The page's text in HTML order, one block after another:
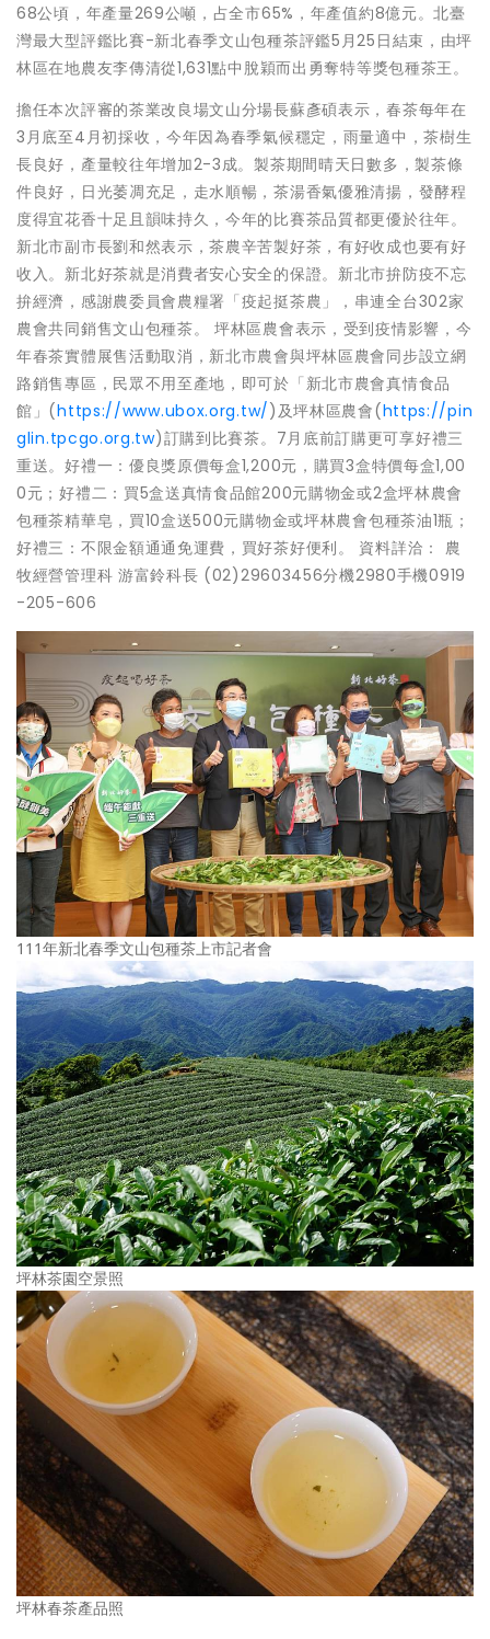
68公頃，年產量269公噸，占全市65%，年產值約8億元。北臺
灣最大型評鑑比賽-新北春季文山包種茶評鑑5月25日結束，由坪
林區在地農友李傳清從1,631點中脫穎而出勇奪特等獎包種茶王。
擔任本次評審的茶業改良場文山分場長蘇彥碩表示，春茶每年在
3月底至4月初採收，今年因為春季氣候穩定，雨量適中，茶樹生
長良好，產量較往年增加2-3成。製茶期間晴天日數多，製茶條
件良好，日光萎凋充足，走水順暢，茶湯香氣優雅清揚，發酵程
度得宜花香十足且韻味持久，今年的比賽茶品質都更優於往年。
新北市副市長劉和然表示，茶農辛苦製好茶，有好收成也要有好
收入。新北好茶就是消費者安心安全的保證。新北市拚防疫不忘
拚經濟，感謝農委員會農糧署「疫起挺茶農」，串連全台302家
農會共同銷售文山包種茶。 坪林區農會表示，受到疫情影響，今
年春茶實體展售活動取消，新北市農會與坪林區農會同步設立網
路銷售專區，民眾不用至產地，即可於「新北市農會真情食品
館」(https://www.ubox.org.tw/)及坪林區農會(https://pin
glin.tpcgo.org.tw)訂購到比賽茶。7月底前訂購更可享好禮三
重送。好禮一：優良獎原價每盒1,200元，購買3盒特價每盒1,00
0元；好禮二：買5盒送真情食品館200元購物金或2盒坪林農會
包種茶精華皂，買10盒送500元購物金或坪林農會包種茶油1瓶；
好禮三：不限金額通通免運費，買好茶好便利。 資料詳洽： 農
牧經營管理科 游富鈴科長 (02)29603456分機2980手機0919
-205-606
111年新北春季文山包種茶上市記者會
坪林茶園空景照
坪林春茶產品照